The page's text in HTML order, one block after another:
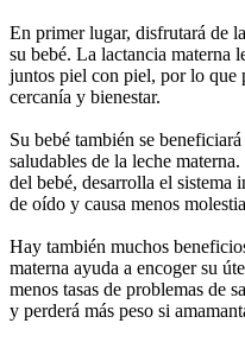
En primer lugar, disfrutará de
su bebé. La lactancia materna
juntos piel con piel, por lo que
cercanía y bienestar.
Su bebé también se
saludables de la leche
del bebé, desarrolla el sistema
de oído y causa menos
Hay también muchos
materna ayuda a encoger su
menos tasas de problemas de
y perderá más peso si